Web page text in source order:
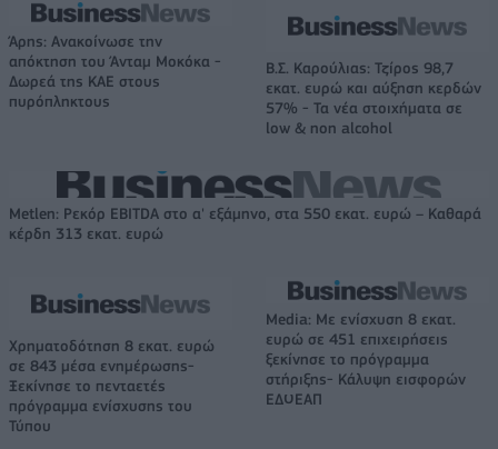
Άρης: Ανακοίνωσε την
απόκτηση του Άνταμ Μοκόκα -
Δωρεά της ΚΑΕ στους
πυρόπληκτους
Β.Σ. Καρούλιας: Τζίρος 98,7
εκατ. ευρώ και αύξηση κερδών
57% - Τα νέα στοιχήματα σε
low & non alcohol
Metlen: Ρεκόρ EBITDA στο α' εξάμηνο, στα 550 εκατ. ευρώ – Καθαρά
κέρδη 313 εκατ. ευρώ
Χρηματοδότηση 8 εκατ. ευρώ
σε 843 μέσα ενημέρωσης-
Ξεκίνησε το πενταετές
πρόγραμμα ενίσχυσης του
Τύπου
Media: Με ενίσχυση 8 εκατ.
ευρώ σε 451 επιχειρήσεις
ξεκίνησε το πρόγραμμα
στήριξης- Κάλυψη εισφορών
ΕΔΟΕΑΠ